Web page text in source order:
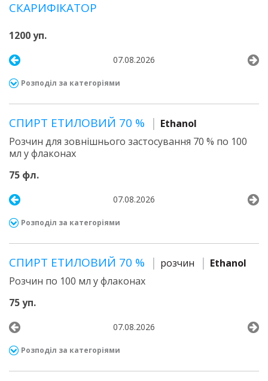
СКАРИФІКАТОР
1200 уп.
07.08.2026
Розподіл за категоріями
СПИРТ ЕТИЛОВИЙ 70 %
Ethanol
Розчин для зовнішнього застосування 70 % по 100
мл у флаконах
75 фл.
07.08.2026
Розподіл за категоріями
СПИРТ ЕТИЛОВИЙ 70 % розчин
Ethanol
Розчин по 100 мл у флаконах
75 уп.
07.08.2026
Розподіл за категоріями